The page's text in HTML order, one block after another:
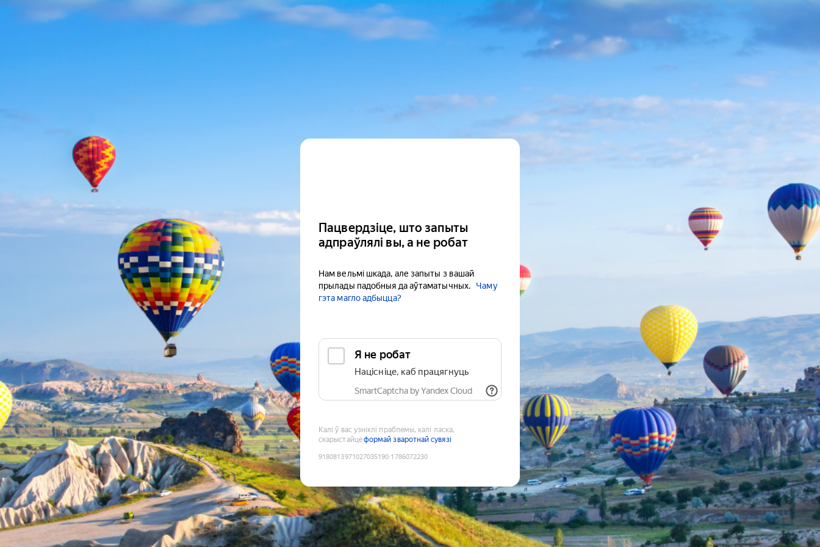
Пацвердзіце, што запыты
адпраўлялі вы, а не робат
Нам вельмі шкада, але запыты з вашай
прылады падобныя да аўтаматычных.
Чаму
гэта магло адбыцца?
Я не робат
Націсніце, каб працягнуць
SmartCaptcha by Yandex Cloud
Калі ў вас узніклі праблемы, калі ласка,
скарыстайцеформай зваротнай сувязі
9180813971027035190:1786072230